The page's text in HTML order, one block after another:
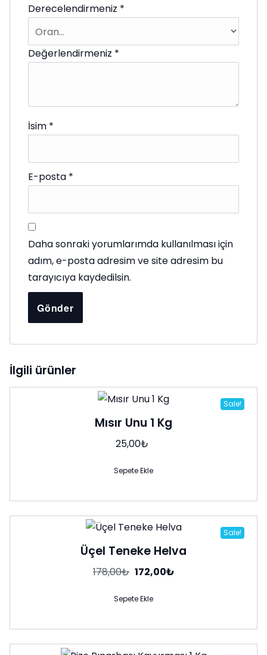
Derecelendirmeniz *
Değerlendirmeniz *
İsim *
E-posta *
Daha sonraki yorumlarımda kullanılması için
adım, e-posta adresim ve site adresim bu
tarayıcıya kaydedilsin.
İlgili ürünler
Sale!
Mısır Unu 1 Kg
25,00₺
Sepete Ekle
Sale!
Üçel Teneke Helva
178,00₺ Orijinal
fiyat:
172,00₺Şu
Sepete Ekle